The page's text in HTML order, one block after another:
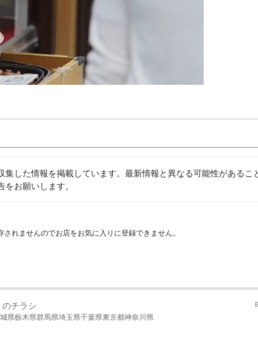
した情報を掲載しています。最新情報と異なる可能性があるこ
をお願いします。
れませんのでお店をお気に入りに登録できません。
のチラシ
県栃木県群馬県埼玉県千葉県東京都神奈川県